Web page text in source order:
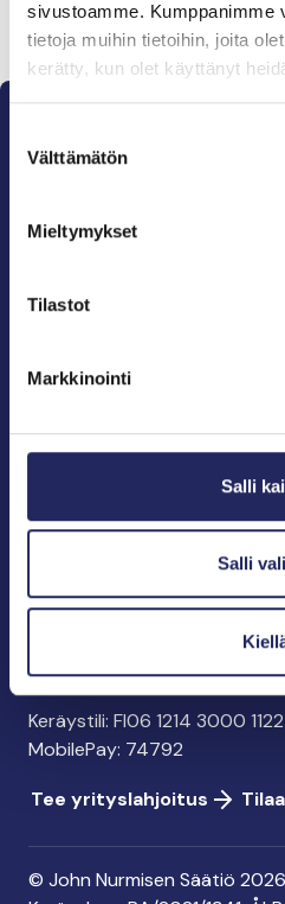
sivustoamme. Kumppanimme
tietoja muihin tietoihin, joita
kerätty, kun olet käyttänyt
valinta
Välttämätön
Mieltymykset
Tilastot
Markkinointi
Salli
Salli
Lahjoita ja liity tähän
Pelastamme Itämeren ja sen
John Nurmisen Säätiö on
info@jnfoundation.fi
Kaikki yhteystiedot
Tee lahjoitus
Keräystili: FI06 1214 3000
MobilePay: 74792
Tee yrityslahjoitus
© John Nurmisen Säätiö